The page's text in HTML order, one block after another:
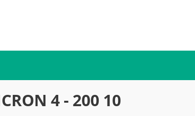
4 - 200 10